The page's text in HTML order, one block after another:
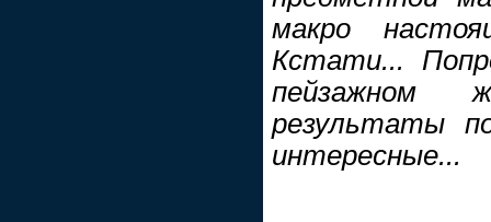
макро
Кстати...
пейзажном
результаты
интересные...